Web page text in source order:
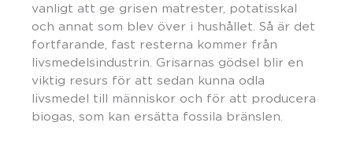
vanligt att ge grisen matrester, potatisskal
och annat som blev över i hushållet. Så är det
fortfarande, fast resterna kommer från
livsmedelsindustrin. Grisarnas gödsel blir en
viktig resurs för att sedan kunna odla
livsmedel till människor och för att producera
biogas, som kan ersätta fossila bränslen.